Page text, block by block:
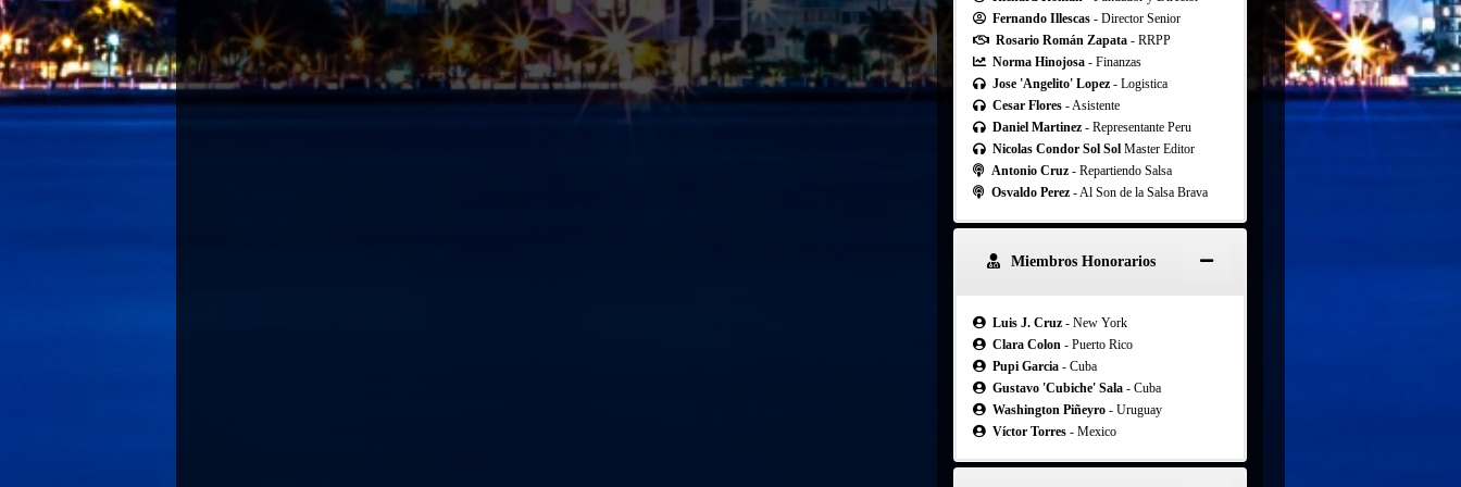
Fernando Illescas - Director Senior
Rosario Román Zapata - RRPP
Norma Hinojosa - Finanzas
Jose 'Angelito' Lopez - Logistica
Cesar Flores - Asistente
Daniel Martinez - Representante Peru
Nicolas Condor Sol Sol Master Editor
Antonio Cruz - Repartiendo Salsa
Osvaldo Perez - Al Son de la Salsa Brava
Miembros Honorarios
Luis J. Cruz - New York
Clara Colon - Puerto Rico
Pupi Garcia - Cuba
Gustavo 'Cubiche' Sala - Cuba
Washington Piñeyro - Uruguay
Víctor Torres - Mexico